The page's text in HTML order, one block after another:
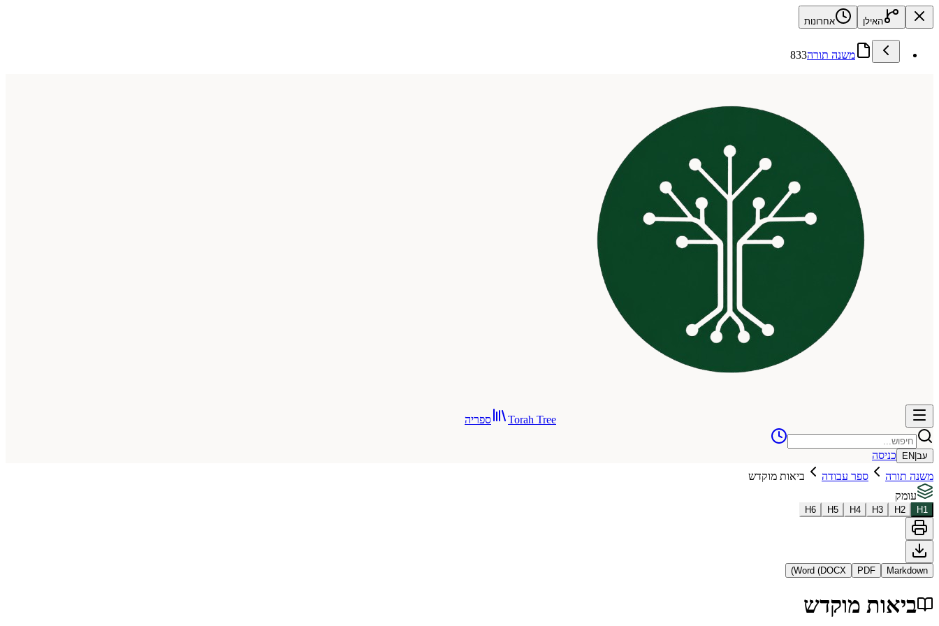
האילן אחרונות
משנה תורה833
Torah Tree ספריה
עב EN
כניסה
משנה תורה
ספר עבודה
ביאות מוקדש
עומק
H1
H2
H3
H4
H5
H6
Markdown
PDF
Word (DOCX)
ביאות מוקדש